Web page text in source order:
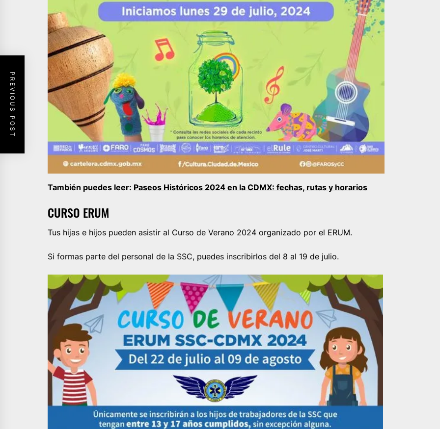
También puedes leer: Paseos Históricos 2024 en la CDMX: fechas, rutas y horarios
CURSO ERUM
Tus hijas e hijos pueden asistir al Curso de Verano 2024 organizado por el ERUM.
Si formas parte del personal de la SSC, puedes inscribirlos del 8 al 19 de julio.
PREVIOUS POST